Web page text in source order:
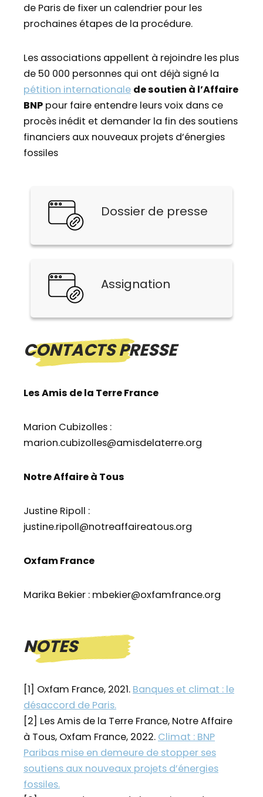
de Paris de fixer un calendrier pour les
prochaines étapes de la procédure.
Les associations appellent à rejoindre les plus
de 50 000 personnes qui ont déjà signé la
pétition internationale de soutien à l’Affaire
BNP pour faire entendre leurs voix dans ce
procès inédit et demander la fin des soutiens
financiers aux nouveaux projets d’énergies
fossiles
Dossier de presse
Assignation
CONTACTS PRESSE
Les Amis de la Terre France
Marion Cubizolles :
marion.cubizolles@amisdelaterre.org
Notre Affaire à Tous
Justine Ripoll :
justine.ripoll@notreaffaireatous.org
Oxfam France
Marika Bekier : mbekier@oxfamfrance.org
NOTES
[1] Oxfam France, 2021. Banques et climat : le
désaccord de Paris.
[2] Les Amis de la Terre France, Notre Affaire
à Tous, Oxfam France, 2022. Climat : BNP
Paribas mise en demeure de stopper ses
soutiens aux nouveaux projets d’énergies
fossiles.